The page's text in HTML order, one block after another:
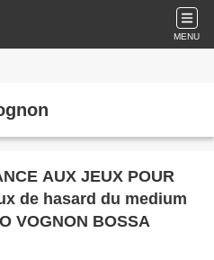
MENU
AUX JEUX POUR
de hasard du medium
VOGNON BOSSA